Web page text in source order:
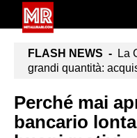
FLASH NEWS - La
grandi quantità:
Perché mai
bancario